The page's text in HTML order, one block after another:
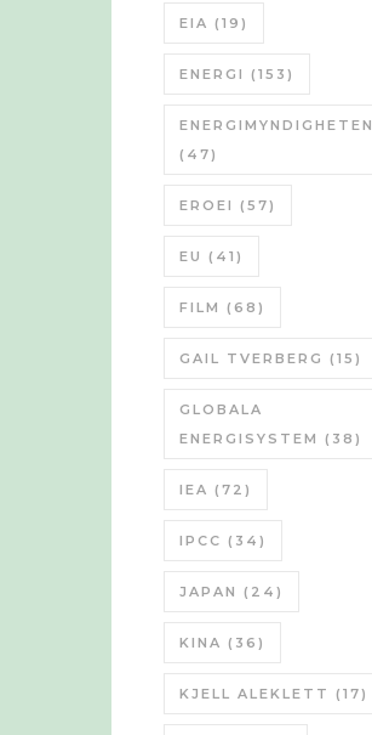
EIA (19)
ENERGI (153)
ENERGIMYNDIGHETEN
(47)
EROEI (57)
EU (41)
FILM (68)
GAIL TVERBERG (15)
GLOBALA
ENERGISYSTEM (38)
IEA (72)
IPCC (34)
JAPAN (24)
KINA (36)
KJELL ALEKLETT (17)